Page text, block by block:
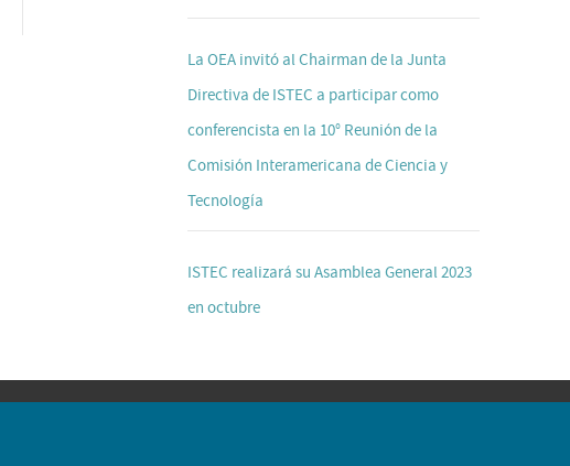
La OEA invitó al Chairman de la Junta
Directiva de ISTEC a participar como
conferencista en la 10° Reunión de la
Comisión Interamericana de Ciencia y
Tecnología
ISTEC realizará su Asamblea General 2023
en octubre